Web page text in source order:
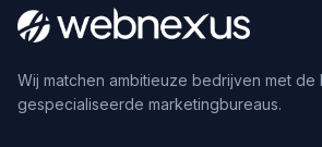
Wij matchen ambitieuze bedrijven met de
gespecialiseerde marketingbureaus.